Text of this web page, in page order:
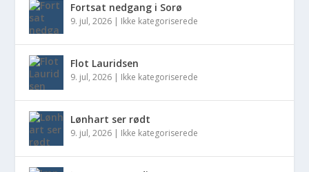
Fortsat nedgang i Sorø
9. jul, 2026 | Ikke kategoriserede
Flot Lauridsen
9. jul, 2026 | Ikke kategoriserede
Lønhart ser rødt
9. jul, 2026 | Ikke kategoriserede